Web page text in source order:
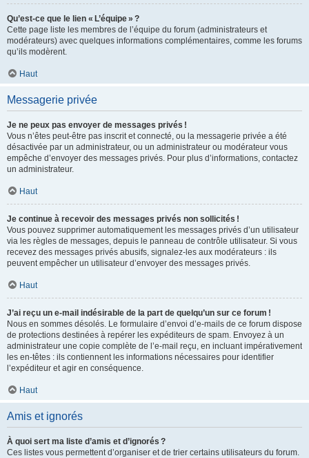
Qu’est-ce que le lien « L’équipe » ?
Cette page liste les membres de l’équipe du forum (administrateurs et
modérateurs) avec quelques informations complémentaires, comme les forums
qu’ils modèrent.
Haut
Messagerie privée
Je ne peux pas envoyer de messages privés !
Vous n’êtes peut-être pas inscrit et connecté, ou la messagerie privée a été
désactivée par un administrateur, ou un administrateur ou modérateur vous
empêche d’envoyer des messages privés. Pour plus d’informations, contactez
un administrateur.
Haut
Je continue à recevoir des messages privés non sollicités !
Vous pouvez supprimer automatiquement les messages privés d’un utilisateur
via les règles de messages, depuis le panneau de contrôle utilisateur. Si vous
recevez des messages privés abusifs, signalez-les aux modérateurs : ils
peuvent empêcher un utilisateur d’envoyer des messages privés.
Haut
J’ai reçu un e-mail indésirable de la part de quelqu’un sur ce forum !
Nous en sommes désolés. Le formulaire d’envoi d’e-mails de ce forum dispose
de protections destinées à repérer les expéditeurs de spam. Envoyez à un
administrateur une copie complète de l’e-mail reçu, en incluant impérativement
les en-têtes : ils contiennent les informations nécessaires pour identifier
l’expéditeur et agir en conséquence.
Haut
Amis et ignorés
À quoi sert ma liste d’amis et d’ignorés ?
Ces listes vous permettent d’organiser et de trier certains utilisateurs du forum.